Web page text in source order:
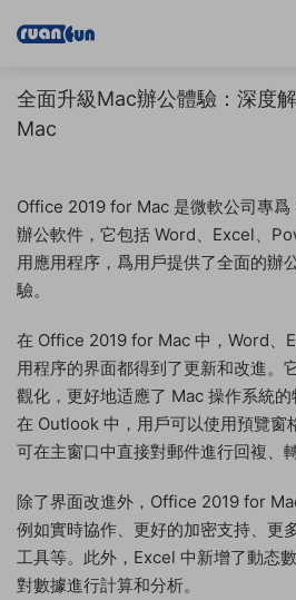
全面升級Mac辦公體驗：深度
Mac
Office 2019 for Mac 是微軟公司專爲
辦公軟件，它包括 Word、Excel、
用應用程序，爲用戶提供了全面的辦
驗。
在 Office 2019 for Mac 中，Word、
用程序的界面都得到了更新和改進。
觀化，更好地适應了 Mac 操作系統的
在 Outlook 中，用戶可以使用預覽窗
可在主窗口中直接對郵件進行回複、
除了界面改進外，Office 2019 for
例如實時協作、更好的加密支持、更
工具等。此外，Excel 中新增了動态
對數據進行計算和分析。